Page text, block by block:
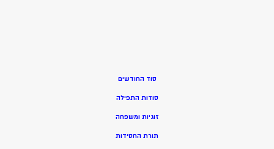
סוד החודשים
סודות התפילה
זוגיות ומשפחה
תורת החסידות